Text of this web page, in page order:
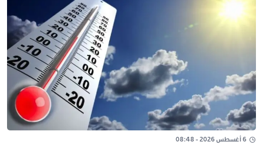
6 أغسطس 2026 - 08:48